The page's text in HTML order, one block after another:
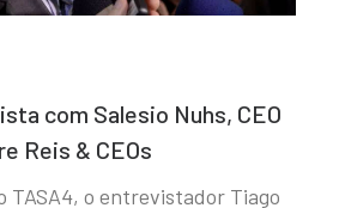
com Salesio Nuhs, CEO
Reis & CEOs
TASA4, o entrevistador Tiago